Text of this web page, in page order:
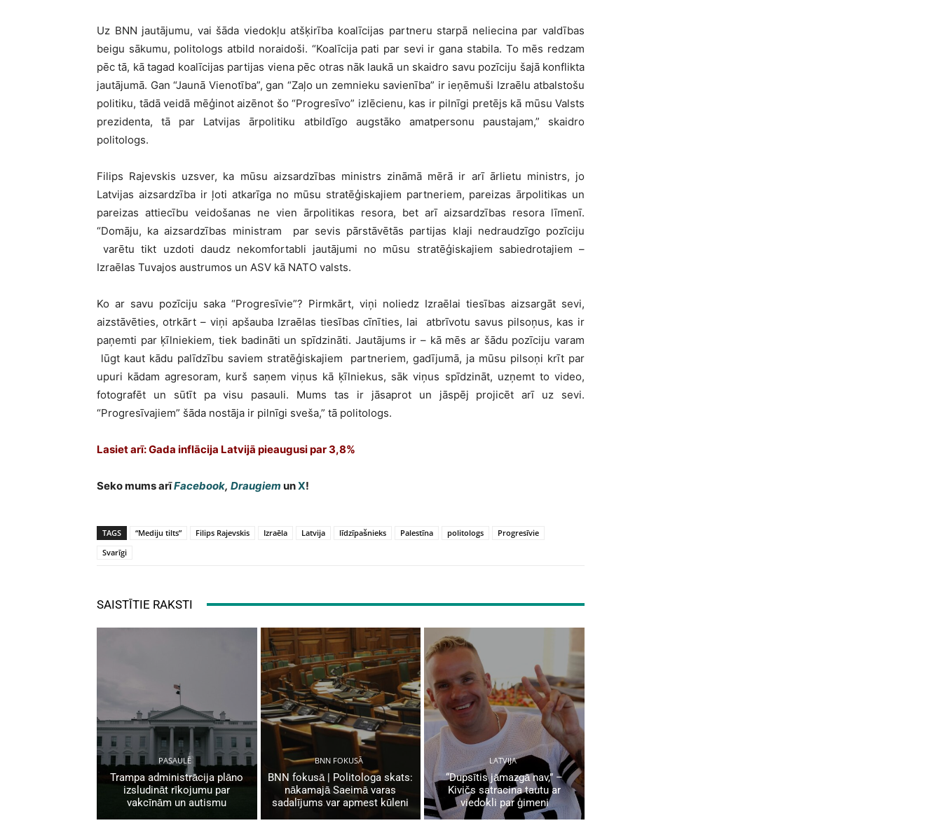
Uz BNN jautājumu, vai šāda viedokļu atšķirība koalīcijas partneru starpā neliecina par valdības
beigu sākumu, politologs atbild noraidoši. “Koalīcija pati par sevi ir gana stabila. To mēs redzam
pēc tā, kā tagad koalīcijas partijas viena pēc otras nāk laukā un skaidro savu pozīciju šajā konflikta
jautājumā. Gan “Jaunā Vienotība”, gan “Zaļo un zemnieku savienība” ir ieņēmuši Izraēlu atbalstošu
politiku, tādā veidā mēģinot aizēnot šo “Progresīvo” izlēcienu, kas ir pilnīgi pretējs kā mūsu Valsts
prezidenta, tā par Latvijas ārpolitiku atbildīgo augstāko amatpersonu paustajam,” skaidro
politologs.
Filips Rajevskis uzsver, ka mūsu aizsardzības ministrs zināmā mērā ir arī ārlietu ministrs, jo
Latvijas aizsardzība ir ļoti atkarīga no mūsu stratēģiskajiem partneriem, pareizas ārpolitikas un
pareizas attiecību veidošanas ne vien ārpolitikas resora, bet arī aizsardzības resora līmenī.
“Domāju, ka aizsardzības ministram par sevis pārstāvētās partijas klaji nedraudzīgo pozīciju
varētu tikt uzdoti daudz nekomfortabli jautājumi no mūsu stratēģiskajiem sabiedrotajiem –
Izraēlas Tuvajos austrumos un ASV kā NATO valsts.
Ko ar savu pozīciju saka “Progresīvie”? Pirmkārt, viņi noliedz Izraēlai tiesības aizsargāt sevi,
aizstāvēties, otrkārt – viņi apšauba Izraēlas tiesības cīnīties, lai atbrīvotu savus pilsoņus, kas ir
paņemti par ķīlniekiem, tiek badināti un spīdzināti. Jautājums ir – kā mēs ar šādu pozīciju varam
lūgt kaut kādu palīdzību saviem stratēģiskajiem partneriem, gadījumā, ja mūsu pilsoņi krīt par
upuri kādam agresoram, kurš saņem viņus kā ķīlniekus, sāk viņus spīdzināt, uzņemt to video,
fotografēt un sūtīt pa visu pasauli. Mums tas ir jāsaprot un jāspēj projicēt arī uz sevi.
“Progresīvajiem” šāda nostāja ir pilnīgi sveša,” tā politologs.
Lasiet arī:Gada inflācija Latvijā pieaugusi par 3,8%
Seko mums arīFacebook, Draugiem unX!
TAGS “Mediju tilts” Filips Rajevskis Izraēla Latvija līdzīpašnieks Palestīna politologs
Progresīvie
Svarīgi
SAISTĪTIE RAKSTI
PASAULĒ
Trampa administrācija plāno
izsludināt rīkojumu par
vakcīnām un autismu
BNN FOKUSĀ
BNN fokusā | Politologa skats:
nākamajā Saeimā varas
sadalījums var apmest kūleni
LATVIJA
“Dupsītis jāmazgā nav,” –
Kivičs satracina tautu ar
viedokli par ģimeni